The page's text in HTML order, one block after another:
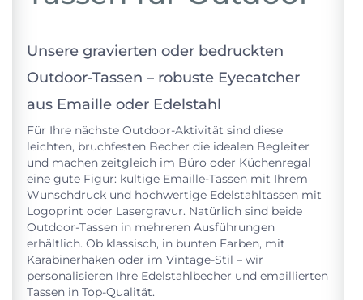
Unsere gravierten oder bedruckten
Outdoor-Tassen – robuste Eyecatcher
aus Emaille oder Edelstahl
Für Ihre nächste Outdoor-Aktivität sind diese
leichten, bruchfesten Becher die idealen Begleiter
und machen zeitgleich im Büro oder Küchenregal
eine gute Figur: kultige Emaille-Tassen mit Ihrem
Wunschdruck und hochwertige Edelstahltassen mit
Logoprint oder Lasergravur. Natürlich sind beide
Outdoor-Tassen in mehreren Ausführungen
erhältlich. Ob klassisch, in bunten Farben, mit
Karabinerhaken oder im Vintage-Stil – wir
personalisieren Ihre Edelstahlbecher und emaillierten
Tassen in Top-Qualität.